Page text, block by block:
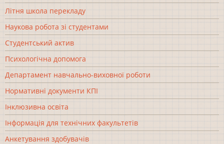
Літня школа перекладу
Наукова робота зі студентами
Студентський актив
Психологічна допомога
Департамент навчально-виховної роботи
Нормативні документи КПІ
Інклюзивна освіта
Інформація для технічних факультетів
Анкетування здобувачів